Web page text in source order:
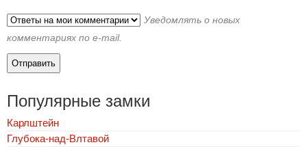
Уведомлять о новых
комментариях по e-mail.
Популярные замки
Карлштейн
Глубока-над-Влтавой